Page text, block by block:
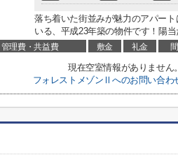
落ち着いた街並みが魅力のアパー
いる、平成23年築の物件です！陽
管理費・共益費 敷金 礼金
現在空室情報がありません。
フォレストメゾンⅡへのお問い合わ